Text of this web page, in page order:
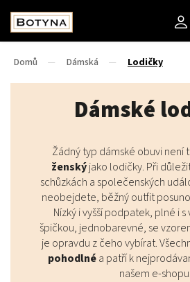
Domů / Dámská / Lodičky
Dámské
Žádný typ dámské obuvi není
ženskýjako lodičky. Při
schůzkách a společenských
neobejdete, běžný outfit
Nízký i vyšší podpatek, plné i
špičkou, jednobarevné, se
je opravdu z čeho vybírat.
pohodlnéa patří k
našem e-shopu.